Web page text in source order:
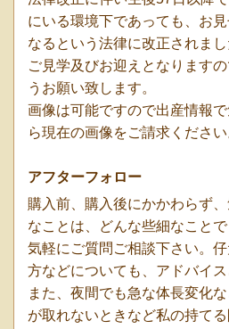
にいる環境下であっても、お
なるという法律に改正されま
ご見学及びお迎えとなります
うお願い致します。
画像は可能ですので出産情報
ら現在の画像をご請求ください
アフターフォロー
購入前、購入後にかかわらず
なことは、どんな些細なこと
気軽にご質問ご相談下さい。
方などについても、アドバイス
また、夜間でも急な体長変化
が取れないときなど私の持て